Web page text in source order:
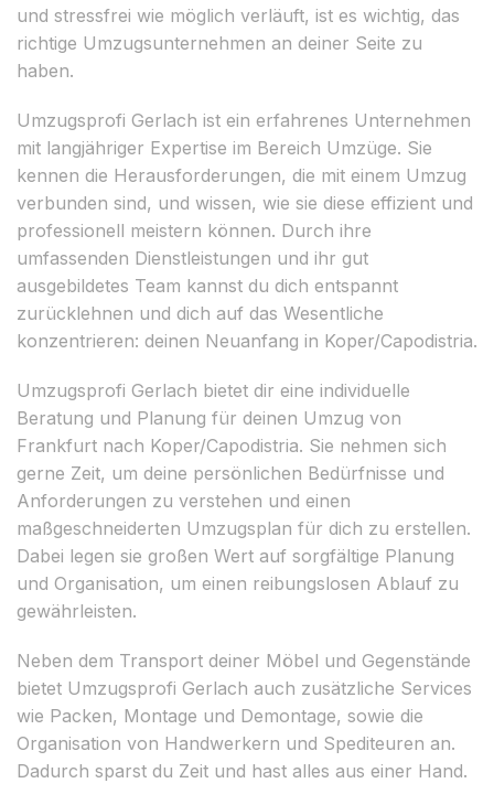
und stressfrei wie möglich verläuft, ist es wichtig, das
richtige Umzugsunternehmen an deiner Seite zu
haben.
Umzugsprofi Gerlach ist ein erfahrenes Unternehmen
mit langjähriger Expertise im Bereich Umzüge. Sie
kennen die Herausforderungen, die mit einem Umzug
verbunden sind, und wissen, wie sie diese effizient und
professionell meistern können. Durch ihre
umfassenden Dienstleistungen und ihr gut
ausgebildetes Team kannst du dich entspannt
zurücklehnen und dich auf das Wesentliche
konzentrieren: deinen Neuanfang in Koper/Capodistria.
Umzugsprofi Gerlach bietet dir eine individuelle
Beratung und Planung für deinen Umzug von
Frankfurt nach Koper/Capodistria. Sie nehmen sich
gerne Zeit, um deine persönlichen Bedürfnisse und
Anforderungen zu verstehen und einen
maßgeschneiderten Umzugsplan für dich zu erstellen.
Dabei legen sie großen Wert auf sorgfältige Planung
und Organisation, um einen reibungslosen Ablauf zu
gewährleisten.
Neben dem Transport deiner Möbel und Gegenstände
bietet Umzugsprofi Gerlach auch zusätzliche Services
wie Packen, Montage und Demontage, sowie die
Organisation von Handwerkern und Spediteuren an.
Dadurch sparst du Zeit und hast alles aus einer Hand.